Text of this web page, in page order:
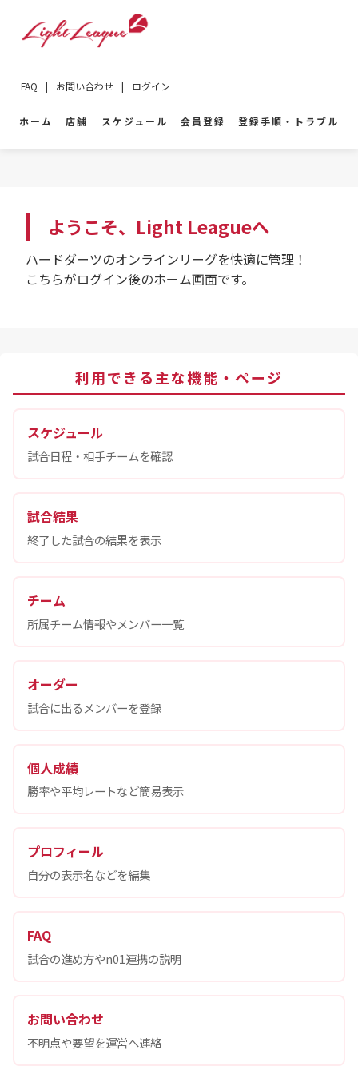
FAQ | お問い合わせ | ログイン
ホーム 店舗 スケジュール 会員登録 登録手順・トラブル
ようこそ、Light Leagueへ
ハードダーツのオンラインリーグを快適に管理！
こちらがログイン後のホーム画面です。
利用できる主な機能・ページ
スケジュール
試合日程・相手チームを確認
試合結果
終了した試合の結果を表示
チーム
所属チーム情報やメンバー一覧
オーダー
試合に出るメンバーを登録
個人成績
勝率や平均レートなど簡易表示
プロフィール
自分の表示名などを編集
FAQ
試合の進め方やn01連携の説明
お問い合わせ
不明点や要望を運営へ連絡